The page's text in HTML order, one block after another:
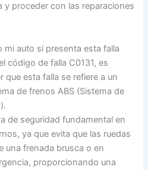
y proceder con las reparaciones
mi auto si presenta esta falla
código de falla C0131, es
que esta falla se refiere a un
de frenos ABS (Sistema de
de seguridad fundamental en
ya que evita que las ruedas
una frenada brusca o en
proporcionando una